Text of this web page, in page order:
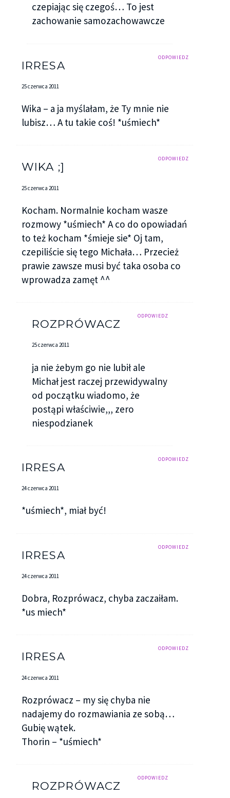
czepiając się czegoś… To jest
zachowanie samozachowawcze
ODPOWIEDZ
IRRESA
25 czerwca 2011
Wika – a ja myślałam, że Ty mnie nie
lubisz… A tu takie coś! *uśmiech*
ODPOWIEDZ
WIKA ;]
25 czerwca 2011
Kocham. Normalnie kocham wasze
rozmowy *uśmiech* A co do opowiadań
to też kocham *śmieje sie* Oj tam,
czepiliście się tego Michała… Przecież
prawie zawsze musi być taka osoba co
wprowadza zamęt ^^
ODPOWIEDZ
ROZPRÓWACZ
25 czerwca 2011
ja nie żebym go nie lubił ale
Michał jest raczej przewidywalny
od początku wiadomo, że
postąpi właściwie,,, zero
niespodzianek
ODPOWIEDZ
IRRESA
24 czerwca 2011
*uśmiech*, miał być!
ODPOWIEDZ
IRRESA
24 czerwca 2011
Dobra, Rozprówacz, chyba zaczaiłam.
*us miech*
ODPOWIEDZ
IRRESA
24 czerwca 2011
Rozprówacz – my się chyba nie
nadajemy do rozmawiania ze sobą…
Gubię wątek.
Thorin – *uśmiech*
ODPOWIEDZ
ROZPRÓWACZ